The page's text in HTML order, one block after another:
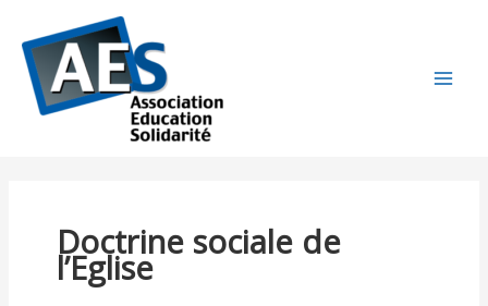
contenu
Doctrine sociale de
l’Eglise
e
c